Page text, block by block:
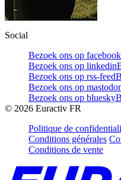
Social
Bezoek ons op facebook
Bezoek ons op linkedin
Bezoek ons op rss-feed
Bezoek ons op
Bezoek ons op bluesky
© 2026 Euractiv FR
Politique de
Conditions générales
Conditions de vente